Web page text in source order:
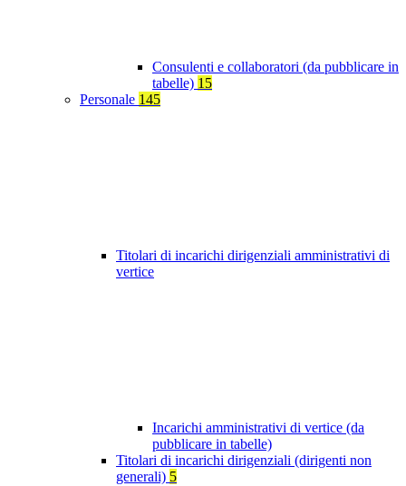
Consulenti e collaboratori (da pubblicare in
tabelle) 15
Personale 145
Titolari di incarichi dirigenziali amministrativi di
vertice
Incarichi amministrativi di vertice (da
pubblicare in tabelle)
Titolari di incarichi dirigenziali (dirigenti non
generali) 5